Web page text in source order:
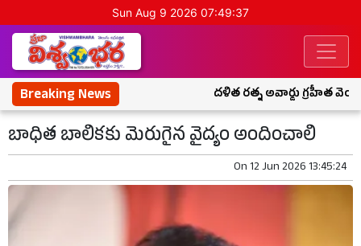
Sun Aug 9 2026 07:49:38
Breaking News దళిత రత్న అవార్డు గ్రహీత
బాధిత బాలికకు మెరుగైన వైద్యం అందించాలి
On12 Jun 2026 13:45:24